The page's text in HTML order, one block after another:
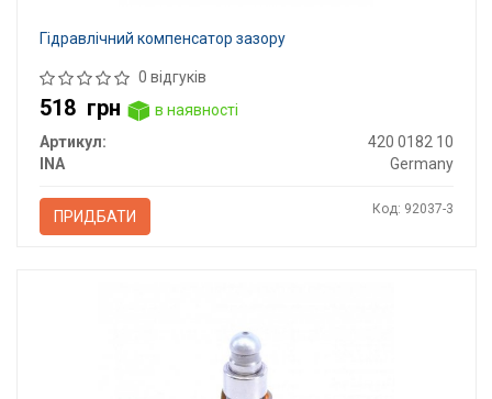
Гідравлічний компенсатор зазору
0 відгуків
518 грн
в наявності
Артикул:
420 0182 10
INA
Germany
ПРИДБАТИ Код: 92037-3